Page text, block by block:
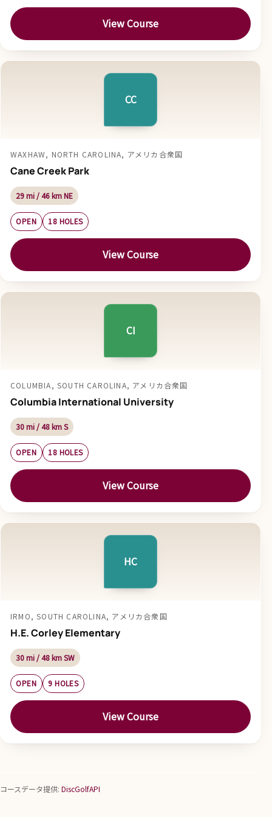
View Course
CC
WAXHAW, NORTH CAROLINA, アメリカ合衆国
Cane Creek Park
29 mi / 46 km NE
OPEN 18 HOLES
View Course
CI
COLUMBIA, SOUTH CAROLINA, アメリカ合衆国
Columbia International University
30 mi / 48 km S
OPEN 18 HOLES
View Course
HC
IRMO, SOUTH CAROLINA, アメリカ合衆国
H.E. Corley Elementary
30 mi / 48 km SW
OPEN 9 HOLES
View Course
コースデータ提供: DiscGolfAPI